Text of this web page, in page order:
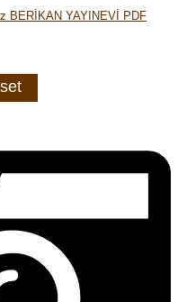
BERİKAN YAYINEVİ PDF